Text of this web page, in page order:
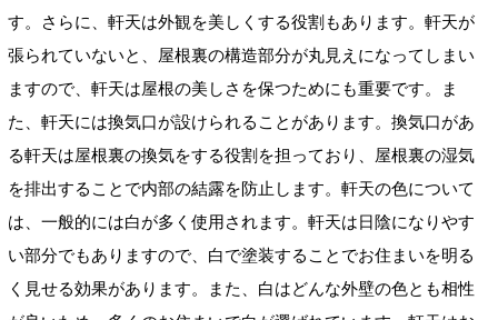
す。さらに、軒天は外観を美しくする役割もあります。軒天が
張られていないと、屋根裏の構造部分が丸見えになってしまい
ますので、軒天は屋根の美しさを保つためにも重要です。ま
た、軒天には換気口が設けられることがあります。換気口があ
る軒天は屋根裏の換気をする役割を担っており、屋根裏の湿気
を排出することで内部の結露を防止します。軒天の色について
は、一般的には白が多く使用されます。軒天は日陰になりやす
い部分でもありますので、白で塗装することでお住まいを明る
く見せる効果があります。また、白はどんな外壁の色とも相性